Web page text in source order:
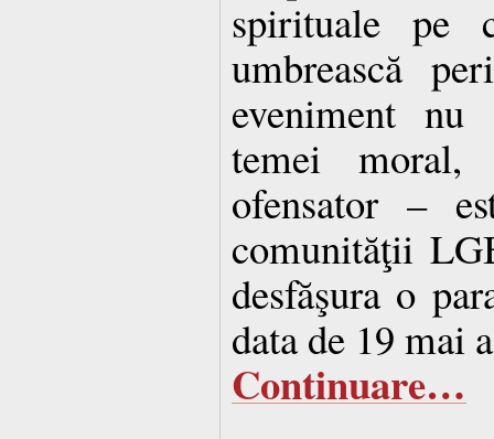
spirituale pe
umbrească
eveniment
temei
ofensator –
comunităţii
desfăşura o
data de 19 mai
Continuare…